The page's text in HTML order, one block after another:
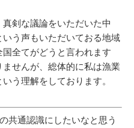
剣な議論をいただいた中
う声もいただいておる地域
全てがどうと言われます
せんが、総体的に私は漁業
う理解をしております。
共通認識にしたいなと思う